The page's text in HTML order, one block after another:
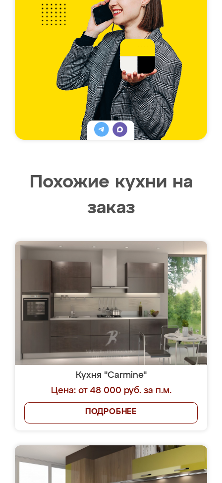
Похожие кухни на
заказ
Кухня "Carmine"
Цена: от 48 000 руб. за п.м.
ПОДРОБНЕЕ